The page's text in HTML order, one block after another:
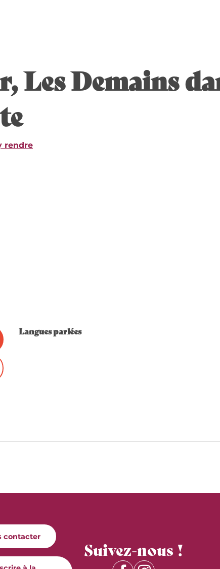
Les Demains
rendre
Langues parlées
Langues parlées
contacter
Suivez-nous !